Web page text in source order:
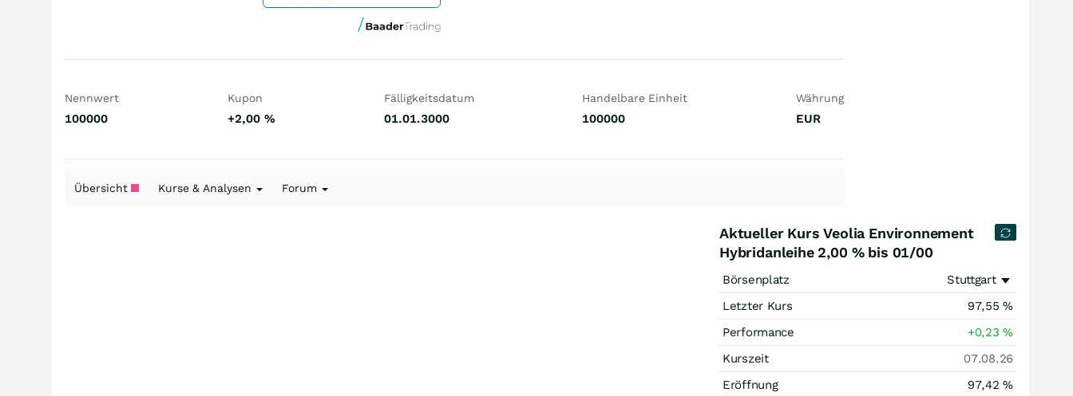
Nennwert
100000
Kupon
+2,00 %
Fälligkeitsdatum
01.01.3000
Handelbare Einheit
100000
Währung
EUR
Übersicht Kurse & Analysen Forum
Aktueller Kurs Veolia Environnement
Hybridanleihe 2,00 % bis 01/00
Börsenplatz
Stuttgart
Letzter Kurs
97,55 %
Performance
+0,23%
Kurszeit
07.08.26
Eröffnung
97,42 %